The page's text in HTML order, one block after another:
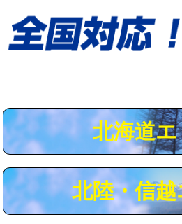
給水管工事※（土の掘削・埋め戻し作
業)
用（追加）/3ｍ超え)
給水管工事※（ライニング鋼管・銅
給水管工事※（ライニング鋼管・銅
管・ポリ管・HT管使用/3ｍ超え)
北海道
北陸・信